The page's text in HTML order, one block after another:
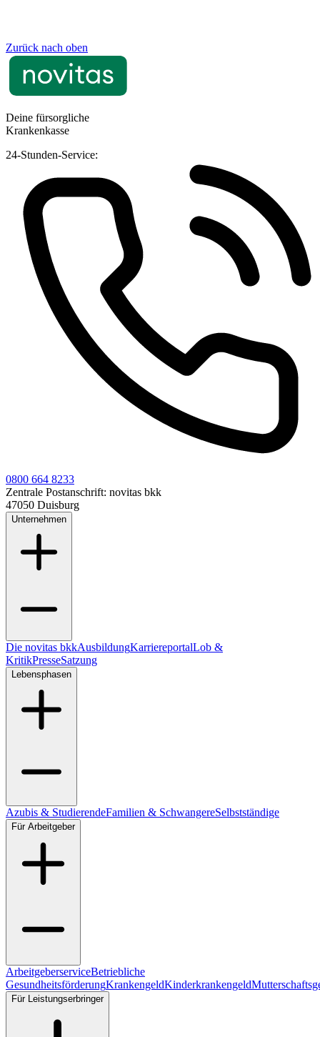
Zurück nach oben
Deine fürsorgliche
Krankenkasse
24-Stunden-Service:
0800 664 8233
Zentrale Postanschrift: novitas bkk
47050 Duisburg
Unternehmen
Die novitas bkkAusbildungKarriereportalLob &
KritikPresseSatzung
Lebensphasen
Azubis & StudierendeFamilien & SchwangereSelbstständige
Für Arbeitgeber
ArbeitgeberserviceBetriebliche
GesundheitsförderungKrankengeldKinderkrankengeld
Für Leistungserbringer